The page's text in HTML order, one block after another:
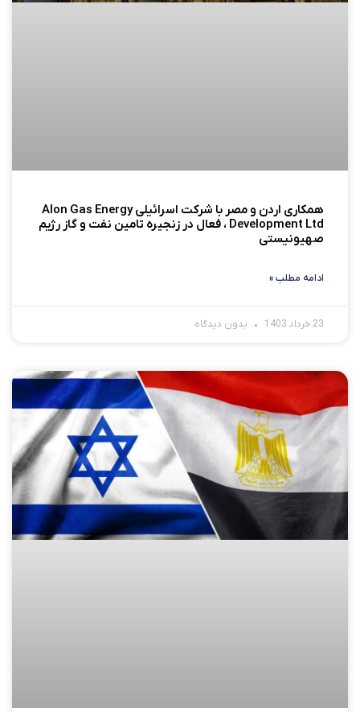
همکاری اردن و مصر با شرکت اسرائیلی Alon Gas Energy
Development Ltd ، فعال در زنجیره تامین نفت و گاز رژیم
صهیونیستی
ادامه مطلب »
23 خرداد 1403 بدون دیدگاه